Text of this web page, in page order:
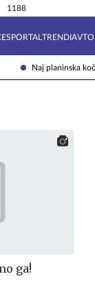
Naj planinska
1188
SPORTAL TRENDI
Tehnik
ga!